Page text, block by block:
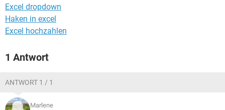
Excel dropdown
Haken in excel
Excel hochzahlen
1 Antwort
ANTWORT 1 / 1
Marlene